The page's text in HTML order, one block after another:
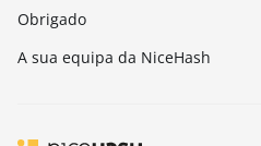
Obrigado
A sua equipa da NiceHash